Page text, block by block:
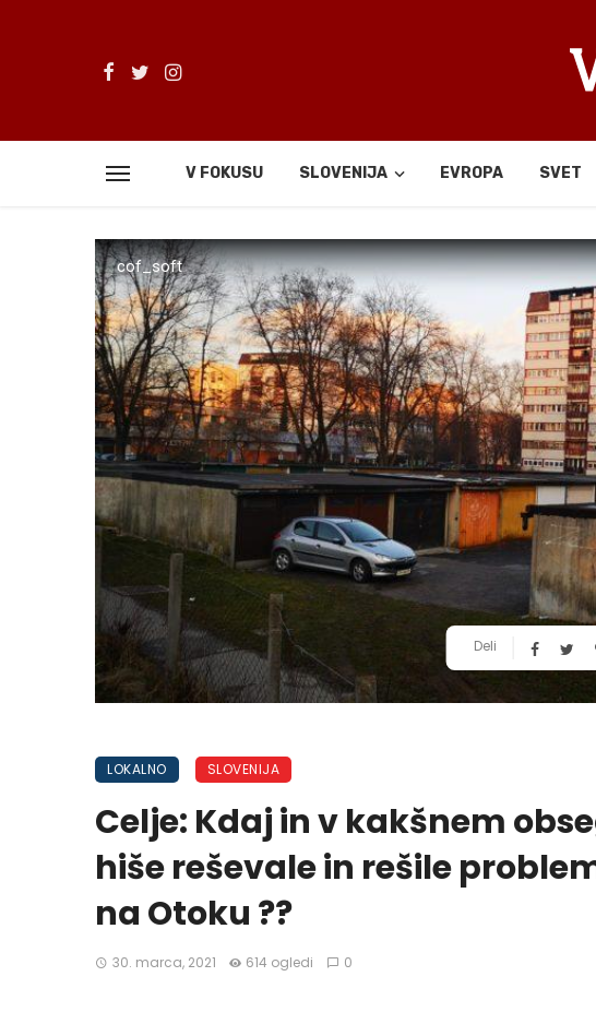
V FOKUSU SLOVENIJA EVROPA SVET
cof_soft
Deli
LOKALNO SLOVENIJA
Celje: Kdaj in v kakšnem
hiše reševale in rešile
na Otoku ??
30. marca, 2021 614 ogledi 0